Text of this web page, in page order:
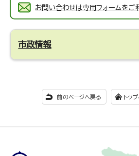
お問い合わせは専用フォームをご
市政情報
前のページへ戻る トッ